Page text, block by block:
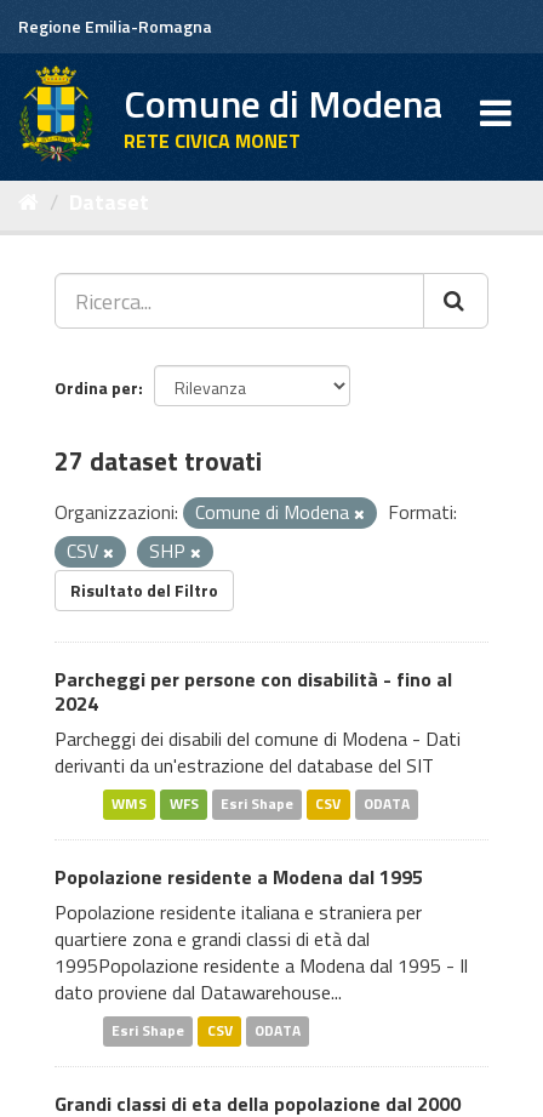
contenuto
Regione Emilia-Romagna
Comune di Modena
RETE CIVICA MONET
Ordina per
27 dataset trovati
Organizzazioni: Comune di Modena
Formati:
CSV
SHP
Risultato del Filtro
Parcheggi per persone con disabilità - fino al
2024
Parcheggi dei disabili del comune di Modena - Dati
derivanti da un'estrazione del database del SIT
WMS WFS Esri Shape CSV ODATA
Popolazione residente a Modena dal 1995
Popolazione residente italiana e straniera per
quartiere zona e grandi classi di età dal
1995Popolazione residente a Modena dal 1995 - Il
dato proviene dal Datawarehouse...
Esri Shape CSV ODATA
Grandi classi di eta della popolazione dal 2000